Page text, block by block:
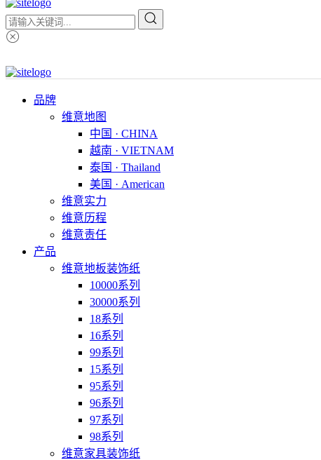
品牌
维意地图
中国 · CHINA
越南 · VIETNAM
泰国 · Thailand
美国 · American
维意实力
维意历程
维意责任
产品
维意地板装饰纸
10000系列
30000系列
18系列
16系列
99系列
15系列
95系列
96系列
97系列
98系列
维意家具装饰纸